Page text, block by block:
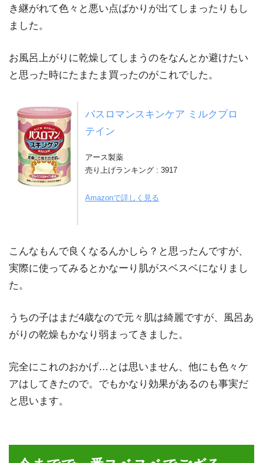
ビビラボの「人型寝袋 ニュータイプ着る毛布」を購入して
き継がれて色々と悪い点ばかりが出てしまったりもし
ました。
お風呂上がりに乾燥してしまうのをなんとか避けたい
と思った時にたまたま買ったのがこれでした。
バスロマンスキンケア ミルクプロ
テイン
アース製薬
売り上げランキング : 3917
Amazonで詳しく見る
こんなもんで良くなるんかしら？と思ったんですが、
実際に使ってみるとかなーり肌がスベスベになりまし
た。
うちの子はまだ4歳なので元々肌は綺麗ですが、風呂あ
がりの乾燥もかなり弱まってきました。
完全にこれのおかげ…とは思いません、他にも色々ケ
アはしてきたので。でもかなり効果があるのも事実だ
と思います。